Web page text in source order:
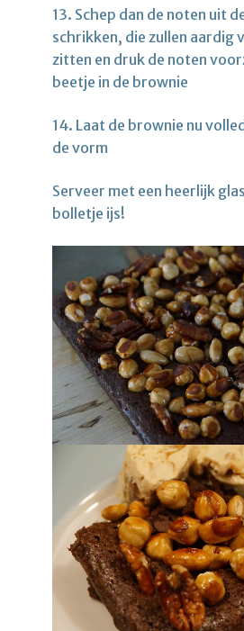
13. Schep dan de noten uit
schrikken, die zullen aardig
zitten en druk de noten
beetje in de brownie
14. Laat de brownie nu
de vorm
Serveer met een heerlijk
bolletje ijs!